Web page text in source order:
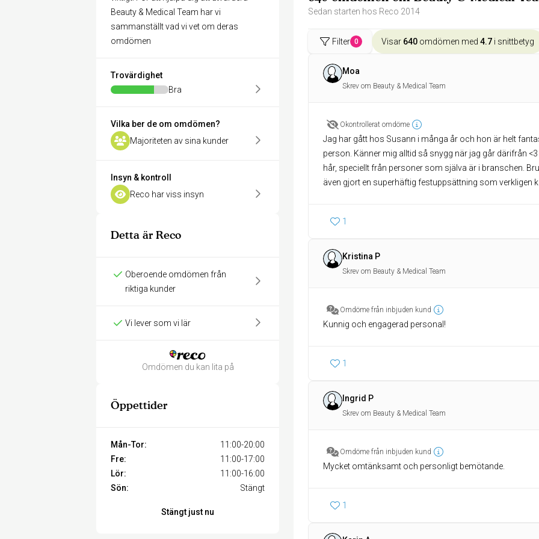
Beauty & Medical Team har vi
sammanställt vad vi vet om deras
omdömen
Trovärdighet
Bra
Vilka ber de om omdömen?
Majoriteten av sina kunder
Insyn & kontroll
Reco har viss insyn
Detta är Reco
Oberoende omdömen från
riktiga kunder
Vi lever som vi lär
Omdömen du kan lita på
Öppettider
Mån-Tor:
11:00-20:00
Fre:
11:00-17:00
Lör:
11:00-16:00
Sön:
Stängt
Stängt just nu
Sedan starten hos Reco 2014
Filter 0 Visar 640 omdömen med 4.7 i snittbetyg
Moa
Skrev om Beauty & Medical Team
Okontrollerat omdöme
Jag har gått hos Susann i många år och hon är helt
person. Känner mig alltid så snygg när jag går därifrån
hår, speciellt från personer som själva är i branschen.
även gjort en superhäftig festuppsättning som verkligen
1
Kristina P
Skrev om Beauty & Medical Team
Omdöme från inbjuden kund
Kunnig och engagerad personal!
1
Ingrid P
Skrev om Beauty & Medical Team
Omdöme från inbjuden kund
Mycket omtänksamt och personligt bemötande.
1